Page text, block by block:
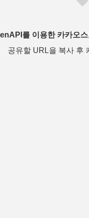
를 이용한 카카오
공유할 URL을 복사 후